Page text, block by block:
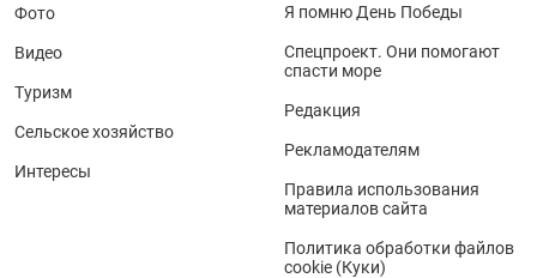
Фото
Видео
Туризм
Сельское хозяйство
Интересы
Я помню День Победы
Спецпроект. Они помогают
спасти море
Редакция
Рекламодателям
Правила использования
материалов сайта
Политика обработки файлов
cookie (Куки)